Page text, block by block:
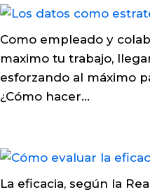
Como empleado y
maximo tu trabajo,
esforzando al máximo
¿Cómo hacer...
La eficacia, según la